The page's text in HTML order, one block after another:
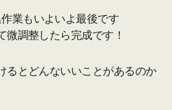
業もいよいよ最後です
微調整したら完成です！
るとどんないいことがあるのか